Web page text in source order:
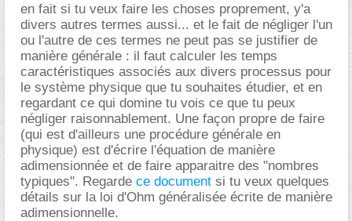
en fait si tu veux faire les choses proprement, y'a
divers autres termes aussi... et le fait de négliger l'un
ou l'autre de ces termes ne peut pas se justifier de
manière générale : il faut calculer les temps
caractéristiques associés aux divers processus pour
le système physique que tu souhaites étudier, et en
regardant ce qui domine tu vois ce que tu peux
négliger raisonnablement. Une façon propre de faire
(qui est d'ailleurs une procédure générale en
physique) est d'écrire l'équation de manière
adimensionnée et de faire apparaitre des "nombres
typiques". Regarde ce document si tu veux quelques
détails sur la loi d'Ohm généralisée écrite de manière
adimensionnelle.